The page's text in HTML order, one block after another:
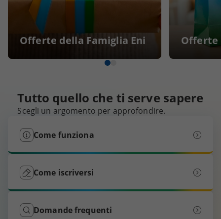
Offerte della Famiglia Eni Offerte
Tutto quello che ti serve sapere
Scegli un argomento per approfondire.
Come funziona
Come iscriversi
Domande frequenti